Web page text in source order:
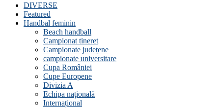
DIVERSE
Featured
Handbal feminin
Beach handball
Campionat tineret
Campionate județene
campionate universitare
Cupa României
Cupe Europene
Divizia A
Echipa națională
Internațional